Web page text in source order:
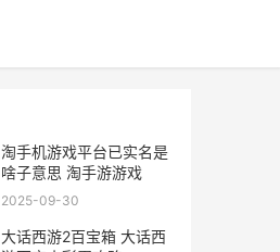
淘手机游戏平台已实名是
啥子意思 淘手游游戏
2025-09-30
大话西游2百宝箱 大话西